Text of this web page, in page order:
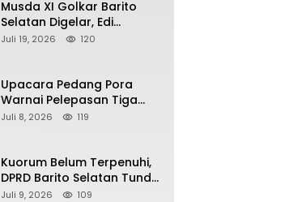
Musda XI Golkar Barito
Selatan Digelar, Edi
Pratowo Targetkan
Juli 19, 2026 120
Upacara Pedang Pora
Warnai Pelepasan Tiga
Perwira Polres Barito
Juli 8, 2026 119
Kuorum Belum Terpenuhi,
DPRD Barito Selatan Tunda
Paripurna Persetujuan
Juli 9, 2026 109